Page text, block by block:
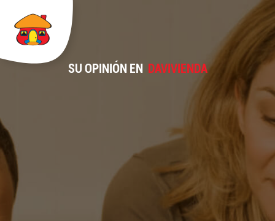
SU OPINIÓN EN DAVIVIENDA